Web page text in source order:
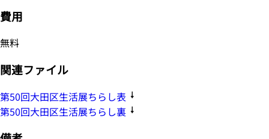
費用
無料
関連ファイル
第50回大田区生活展ちらし表
第50回大田区生活展ちらし裏